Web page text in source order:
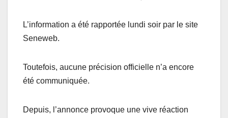
L’information a été rapportée lundi soir par le site
Seneweb.
Toutefois, aucune précision officielle n’a encore
été communiquée.
Depuis, l’annonce provoque une vive réaction